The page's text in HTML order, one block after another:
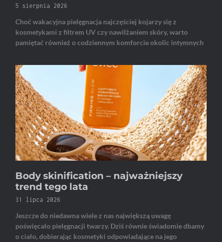
5 sierpnia 2026
Choć wakacyjna pielęgnacja najczęściej kojarzy się z
kosmetykami z filtrem UV czy nawilżaniem skóry, warto
pamiętać również o codziennym komforcie okolic intymnych
Body skinification – najważniejszy
trend tego lata
31 lipca 2026
Jeszcze do niedawna wiele z nas największą uwagę
poświęcało pielęgnacji twarzy. Dziś równie świadomie dbamy
o ciało, dobierając kosmetyki odpowiadające na jego